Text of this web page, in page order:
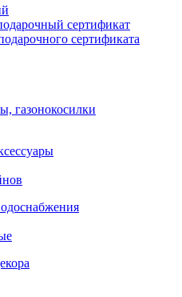
сертификат
газонокосилки